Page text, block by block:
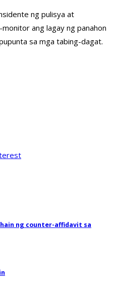
ng pulisya at
ang lagay ng panahon
sa mga tabing-dagat.
ng counter-affidavit sa